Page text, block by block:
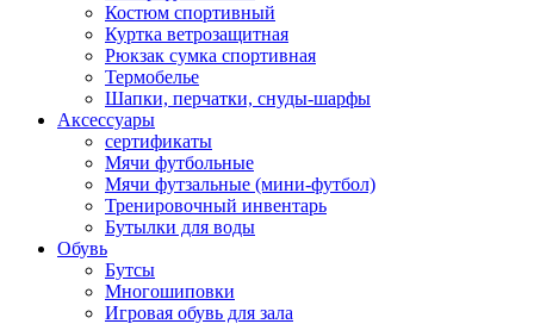
Костюм спортивный
Куртка ветрозащитная
Рюкзак сумка спортивная
Термобелье
Шапки, перчатки, снуды-шарфы
Аксессуары
сертификаты
Мячи футбольные
Мячи футзальные (мини-футбол)
Тренировочный инвентарь
Бутылки для воды
Обувь
Бутсы
Многошиповки
Игровая обувь для зала